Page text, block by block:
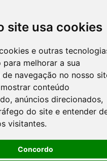
site usa cookies
e outras
para melhorar a sua
de navegação no nosso
conteúdo
anúncios direcionados,
do site e entender
visitantes.
Concordo